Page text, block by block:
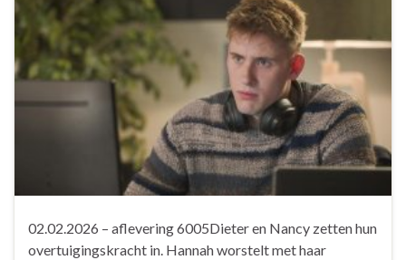
02.02.2026 – aflevering 6005Dieter en Nancy zetten hun
overtuigingskracht in. Hannah worstelt met haar